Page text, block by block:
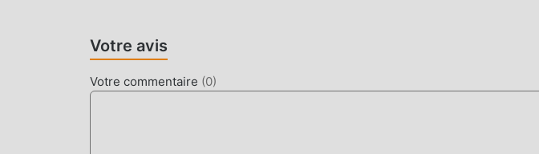
Votre avis
Votre commentaire (0)